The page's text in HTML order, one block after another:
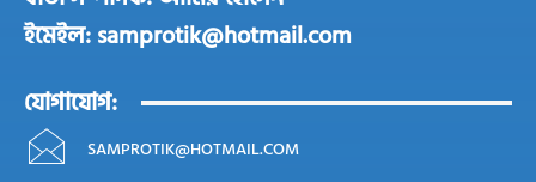
ইমেইল: samprotik@hotmail.com
যোগাযোগ:
SAMPROTIK@HOTMAIL.COM